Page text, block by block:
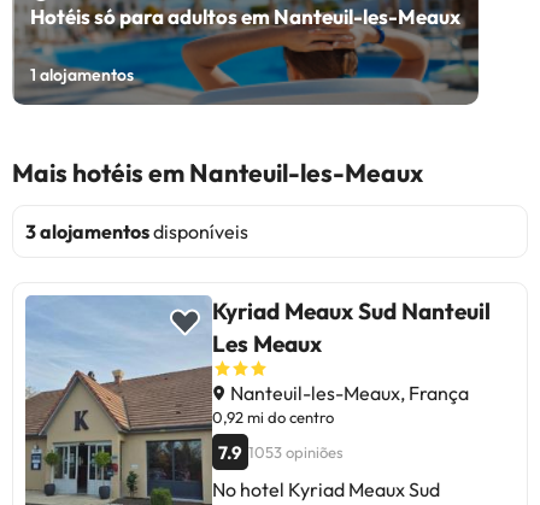
Hotéis só para adultos em Nanteuil-les-Meaux
1 alojamentos
Mais hotéis em Nanteuil-les-Meaux
3 alojamentosdisponíveis
Kyriad Meaux Sud Nanteuil
Les Meaux
Nanteuil-les-Meaux, França
0,92 mi do centro
7.9 1053 opiniões
No hotel Kyriad Meaux Sud